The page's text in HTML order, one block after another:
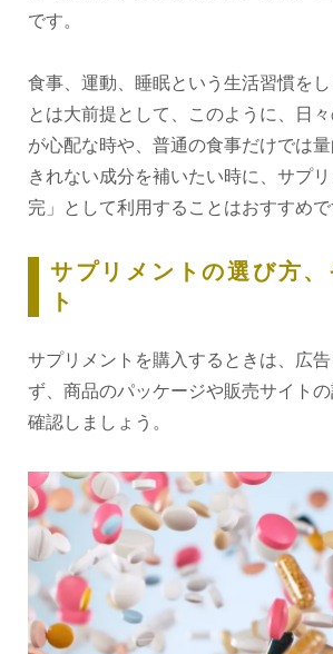
です。
食事、運動、睡眠という生活習慣を
とは大前提として、このように、日
が心配な時や、普通の食事だけでは
きれない成分を補いたい時に、サプ
完」として利用することはおすすめで
サプリメントの選び方、
ト
サプリメントを購入するときは、広
ず、商品のパッケージや販売サイト
確認しましょう。